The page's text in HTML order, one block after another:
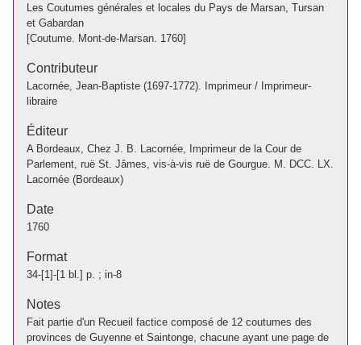
Les Coutumes générales et locales du Pays de Marsan, Tursan
et Gabardan
[Coutume. Mont-de-Marsan. 1760]
Contributeur
Lacornée, Jean-Baptiste (1697-1772). Imprimeur / Imprimeur-
libraire
Éditeur
A Bordeaux, Chez J. B. Lacornée, Imprimeur de la Cour de
Parlement, ruë St. Jâmes, vis-à-vis ruë de Gourgue. M. DCC. LX.
Lacornée (Bordeaux)
Date
1760
Format
34-[1]-[1 bl.] p. ; in-8
Notes
Fait partie d'un Recueil factice composé de 12 coutumes des
provinces de Guyenne et Saintonge, chacune ayant une page de